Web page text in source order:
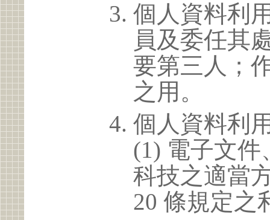
個人資料利
員及委任其
要第三人；
之用。
個人資料利
(1) 電子文
科技之適當
20 條規定之